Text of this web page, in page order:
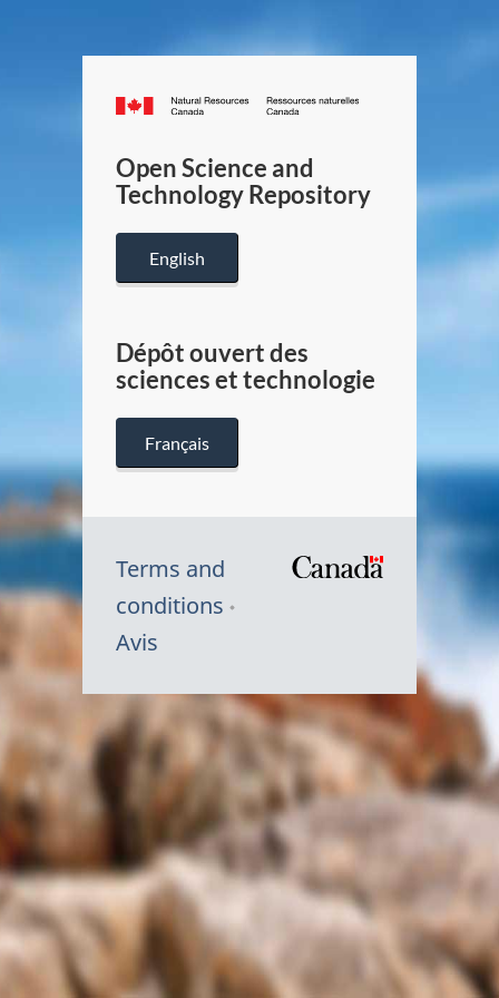
Canada.ca
/
Canada
Open Science and
Technology Repository
English
Dépôt ouvert des
sciences et technologie
Français
Terms and
conditions
Avis
Symbole
du
Canada